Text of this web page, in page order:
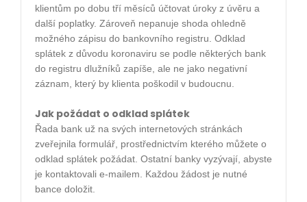
klientům po dobu tří měsíců účtovat úroky z úvěru a
další poplatky. Zároveň nepanuje shoda ohledně
možného zápisu do bankovního registru. Odklad
splátek z důvodu koronaviru se podle některých bank
do registru dlužníků zapíše, ale ne jako negativní
záznam, který by klienta poškodil v budoucnu.
Jak požádat o odklad splátek
Řada bank už na svých internetových stránkách
zveřejnila formulář, prostřednictvím kterého můžete o
odklad splátek požádat. Ostatní banky vyzývají, abyste
je kontaktovali e-mailem. Každou žádost je nutné
bance doložit.